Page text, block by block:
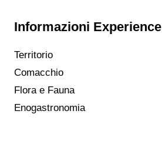
Informazioni Experience
Territorio
Comacchio
Flora e Fauna
Enogastronomia